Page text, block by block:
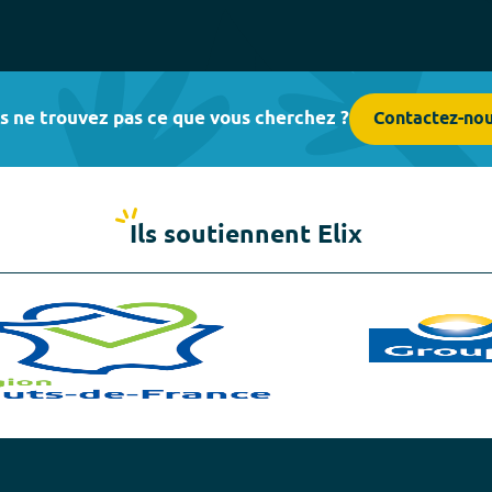
ne trouvez pas ce que vous cherchez ? Contactez-
Ils soutiennent Elix